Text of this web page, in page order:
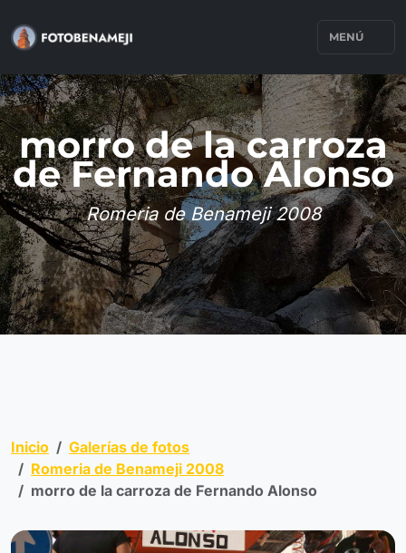
MENÚ
morro de la carroza
de Fernando Alonso
Romeria de Benameji 2008
Inicio
Galerías de fotos
Romeria de Benameji 2008
morro de la carroza de Fernando Alonso